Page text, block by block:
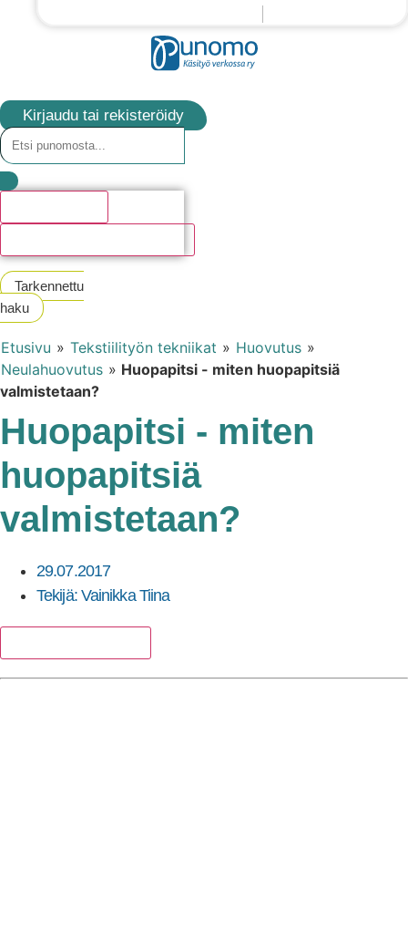
Kirjaudu tai rekisteröidy
Tarkennettu
haku
Etusivu » Tekstiilityön tekniikat » Huovutus »
Neulahuovutus » Huopapitsi - miten huopapitsiä
valmistetaan?
Huopapitsi - miten
huopapitsiä
valmistetaan?
29.07.2017
Tekijä:Vainikka Tiina